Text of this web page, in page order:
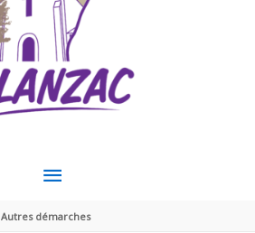
MENU
PRINCIPAL
Autres démarches